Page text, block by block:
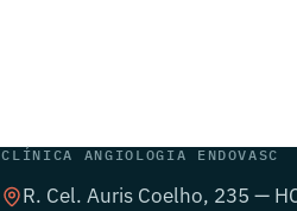
CLÍNICA ANGIOLOGIA ENDOVASC
R. Cel. Auris Coelho, 235 —